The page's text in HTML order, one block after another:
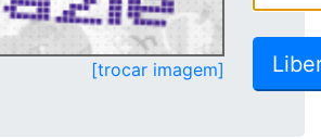
[trocar imagem]